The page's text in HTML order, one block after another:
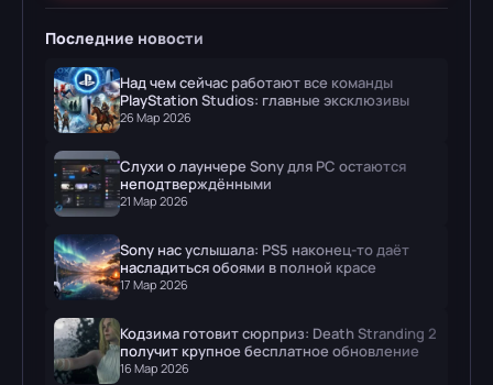
Последние новости
Над чем сейчас работают все команды
PlayStation Studios: главные эксклюзивы
Sony
26 Мар 2026
Слухи о лаунчере Sony для PC остаются
неподтверждёнными
21 Мар 2026
Sony нас услышала: PS5 наконец-то даёт
насладиться обоями в полной красе
17 Мар 2026
Кодзима готовит сюрприз: Death Stranding 2
получит крупное бесплатное обновление к
релизу на PC
16 Мар 2026